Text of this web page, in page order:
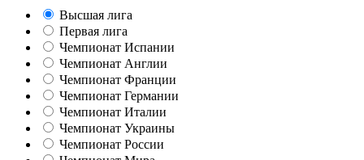
Высшая лига
Первая лига
Чемпионат Испании
Чемпионат Англии
Чемпионат Франции
Чемпионат Германии
Чемпионат Италии
Чемпионат Украины
Чемпионат России